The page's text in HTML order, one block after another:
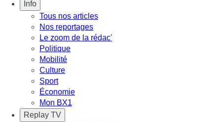
Info
Tous nos articles
Nos reportages
Le zoom de la rédac'
Politique
Mobilité
Culture
Sport
Économie
Mon BX1
Replay TV